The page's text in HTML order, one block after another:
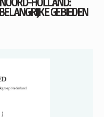
HOLLAND:
GEBIEDEN